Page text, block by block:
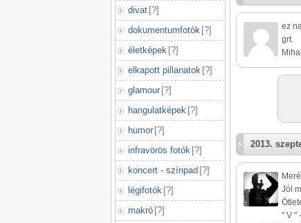
divat [?]
dokumentumfotók [?]
életképek [?]
elkapott pillanatok [?]
glamour [?]
hangulatképek [?]
humor [?]
infravörös fotók [?]
koncert - színpad [?]
légifotók [?]
makró [?]
ez
grt.
2013.
Jól
" V "